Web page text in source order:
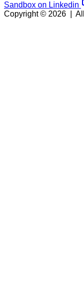
Sandbox on Linkedin
Copyright © 2026